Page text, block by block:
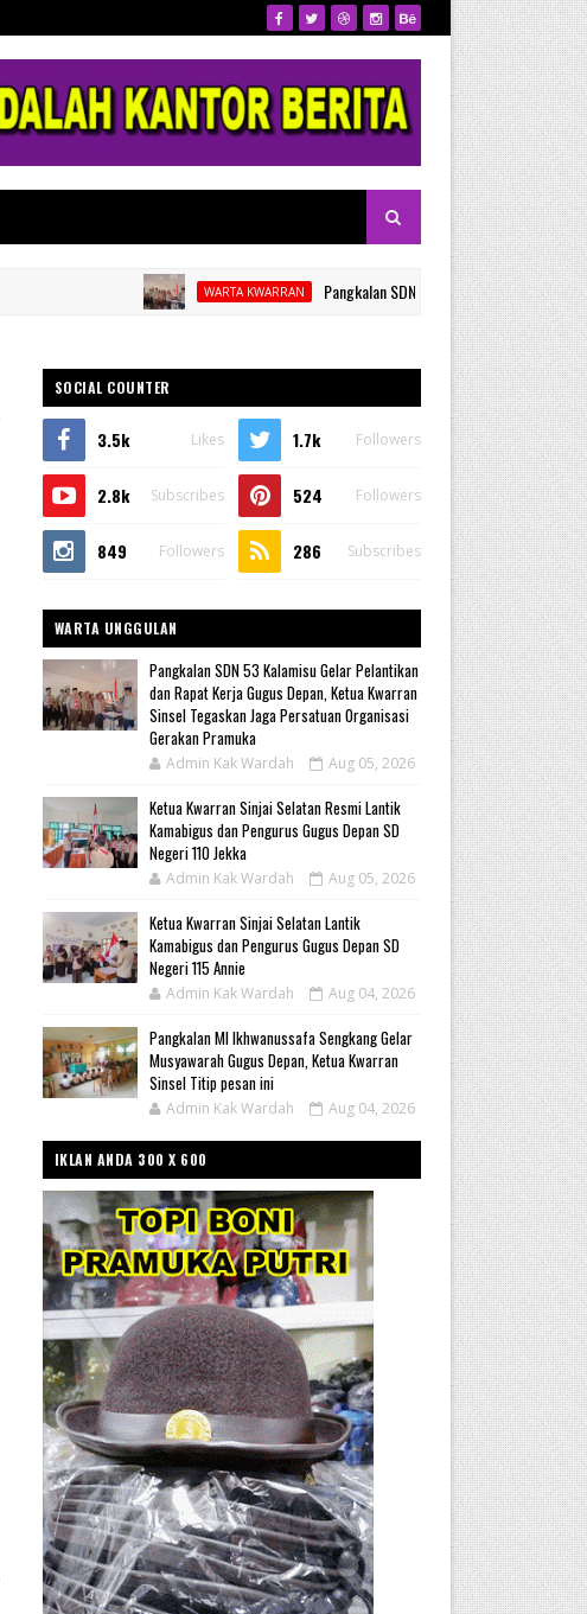
WARTA KWARRAN Pangkalan SDN 53 Kalamisu Gelar Pelantikan dan
SOCIAL COUNTER
3.5k Likes 1.7k Followers
2.8k Subscribes 524 Followers
849 Followers 286 Subscribes
WARTA UNGGULAN
Pangkalan SDN 53 Kalamisu Gelar Pelantikan
dan Rapat Kerja Gugus Depan, Ketua Kwarran
Sinsel Tegaskan Jaga Persatuan Organisasi
Gerakan Pramuka
Admin Kak Wardah Aug 05, 2026
Ketua Kwarran Sinjai Selatan Resmi Lantik
Kamabigus dan Pengurus Gugus Depan SD
Negeri 110 Jekka
Admin Kak Wardah Aug 05, 2026
Ketua Kwarran Sinjai Selatan Lantik
Kamabigus dan Pengurus Gugus Depan SD
Negeri 115 Annie
Admin Kak Wardah Aug 04, 2026
Pangkalan MI Ikhwanussafa Sengkang Gelar
Musyawarah Gugus Depan, Ketua Kwarran
Sinsel Titip pesan ini
Admin Kak Wardah Aug 04, 2026
IKLAN ANDA 300 X 600